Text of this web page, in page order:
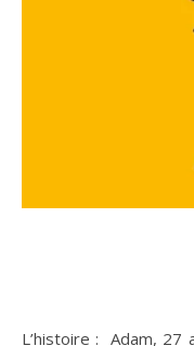
L’histoire : Adam, 27 ans, se plaint de douleurs au dos et